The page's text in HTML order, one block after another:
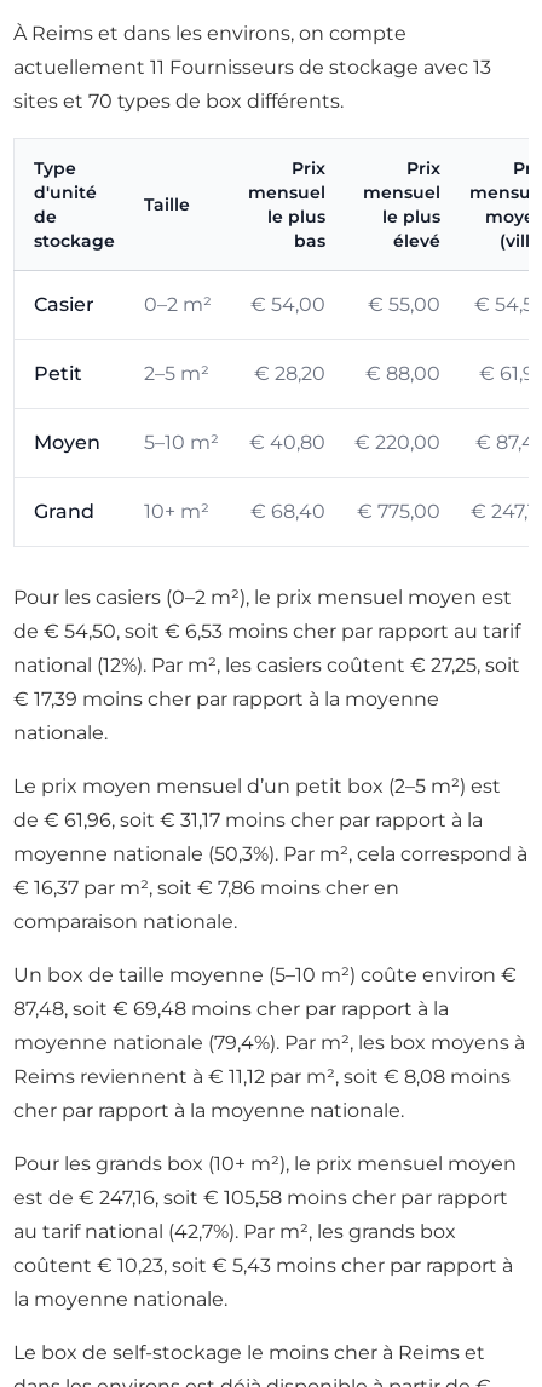
À Reims et dans les environs, on compte
actuellement 11 Fournisseurs de stockage avec 13
sites et 70 types de box différents.
Type
d'unité
de
stockage
Taille
Prix
mensuel
le plus
bas
Prix
mensuel
le plus
élevé
Casier 0–2 m² € 54,00 € 55,00 €
Petit 2–5 m² € 28,20 € 88,00 €
Moyen 5–10 m² € 40,80 € 220,00 €
Grand 10+ m² € 68,40 € 775,00 €
Pour les casiers (0–2 m²), le prix mensuel moyen est
de € 54,50, soit € 6,53 moins cher par rapport au tarif
national (12%). Par m², les casiers coûtent € 27,25, soit
€ 17,39 moins cher par rapport à la moyenne
nationale.
Le prix moyen mensuel d’un petit box (2–5 m²) est
de € 61,96, soit € 31,17 moins cher par rapport à la
moyenne nationale (50,3%). Par m², cela correspond à
€ 16,37 par m², soit € 7,86 moins cher en
comparaison nationale.
Un box de taille moyenne (5–10 m²) coûte environ €
87,48, soit € 69,48 moins cher par rapport à la
moyenne nationale (79,4%). Par m², les box moyens à
Reims reviennent à € 11,12 par m², soit € 8,08 moins
cher par rapport à la moyenne nationale.
Pour les grands box (10+ m²), le prix mensuel moyen
est de € 247,16, soit € 105,58 moins cher par rapport
au tarif national (42,7%). Par m², les grands box
coûtent € 10,23, soit € 5,43 moins cher par rapport à
la moyenne nationale.
Le box de self-stockage le moins cher à Reims et